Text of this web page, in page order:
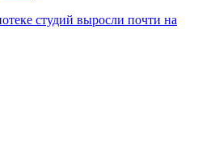
студий выросли почти на